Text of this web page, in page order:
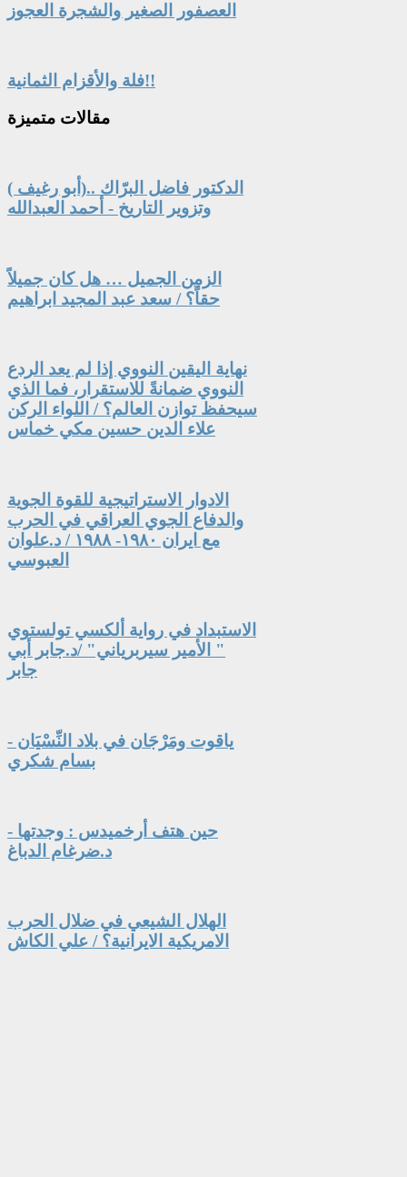
العصفور الصغير والشجرة العجوز
فلة والأقزام الثمانية!!
مقالات متميزة
الدكتور فاضل البرّاك ..(أبو رغيف )
وتزوير التاريخ - أحمد العبدالله
الزمن الجميل … هل كان جميلاً
حقاً؟ / سعد عبد المجيد ابراهيم
نهاية اليقين النووي إذا لم يعد الردع
النووي ضمانةً للاستقرار، فما الذي
سيحفظ توازن العالم؟ / اللواء الركن
علاء الدين حسين مكي خماس
الادوار الاستراتيجية للقوة الجوية
والدفاع الجوي العراقي في الحرب
مع ايران ١٩٨٠- ١٩٨٨ / د.علوان
العبوسي
الاستبداد في رواية ألكسي تولستوي
" الأمير سيربرياني" /د.جابر أبي
جابر
ياقوت ومَرْجَان في بلاد النِّسْيَان -
بسام شكري
حين هتف أرخميدس : وجدتها -
د.ضرغام الدباغ
الهلال الشيعي في ضلال الحرب
الامريكية الايرانية؟ / علي الكاش